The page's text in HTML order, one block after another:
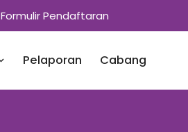
Formulir Pendaftaran
Pelaporan Cabang